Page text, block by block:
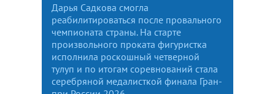
Дарья Садкова смогла
реабилитироваться после провального
чемпионата страны. На старте
произвольного проката фигуристка
исполнила роскошный четверной
тулуп и по итогам соревнований стала
серебряной медалисткой финала Гран-